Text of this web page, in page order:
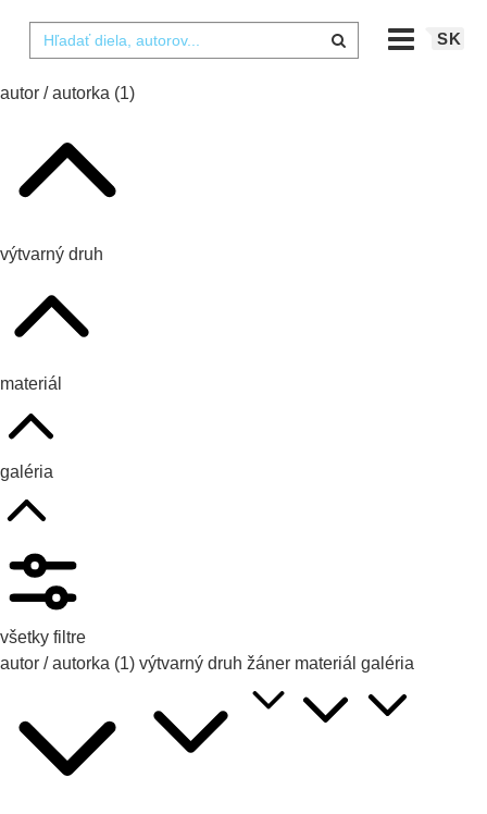
SK
autor / autorka (1)
výtvarný druh
materiál
galéria
všetky filtre
autor / autorka (1) výtvarný druh žáner materiál galéria